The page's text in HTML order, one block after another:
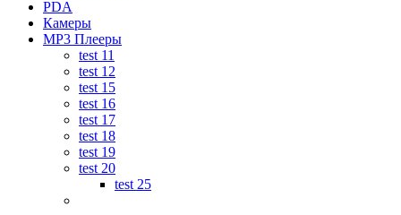
PDA
Камеры
MP3 Плееры
test 11
test 12
test 15
test 16
test 17
test 18
test 19
test 20
test 25